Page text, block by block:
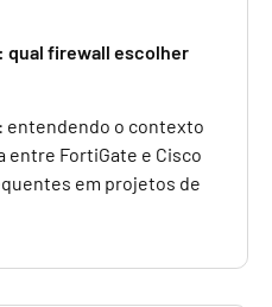
qual firewall escolher
entendendo o contexto
entre FortiGate e Cisco
em projetos de